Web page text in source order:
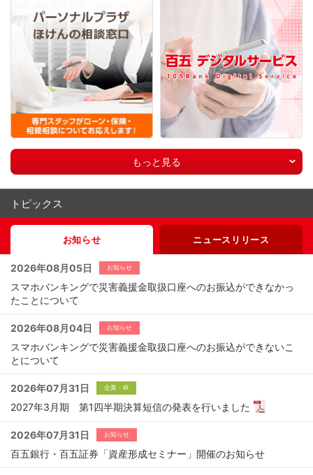
もっと見る
トピックス
お知らせ ニュースリリース
2026年08月05日 お知らせ
スマホバンキングで災害義援金取扱口座へのお振込ができなかっ
たことについて
2026年08月04日 お知らせ
スマホバンキングで災害義援金取扱口座へのお振込ができないこ
とについて
2026年07月31日 企業・IR
2027年3月期 第1四半期決算短信の発表を行いました
2026年07月31日 お知らせ
百五銀行・百五証券「資産形成セミナー」開催のお知らせ